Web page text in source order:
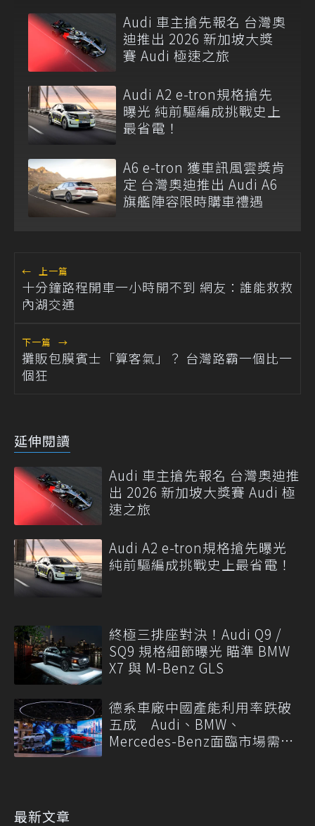
Audi 車主搶先報名 台灣奧
迪推出 2026 新加坡大獎
賽 Audi 極速之旅
Audi A2 e-tron規格搶先
曝光 純前驅編成挑戰史上
最省電！
A6 e-tron 獲車訊風雲獎肯
定 台灣奧迪推出 Audi A6
旗艦陣容限時購車禮遇
← 上一篇
十分鐘路程開車一小時開不到 網友：誰能救救
內湖交通
下一篇 →
攤販包膜賓士「算客氣」？ 台灣路霸一個比一
個狂
延伸閱讀
Audi 車主搶先報名 台灣奧迪推
出 2026 新加坡大獎賽 Audi 極
速之旅
Audi A2 e-tron規格搶先曝光
純前驅編成挑戰史上最省電！
終極三排座對決！Audi Q9 /
SQ9 規格細節曝光 瞄準 BMW
X7 與 M-Benz GLS
德系車廠中國產能利用率跌破
五成 Audi、BMW、
Mercedes-Benz面臨市場需求
最新文章